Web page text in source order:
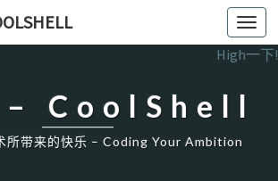
High一下!
– CoolShell
所带来的快乐 – Coding Your Ambition